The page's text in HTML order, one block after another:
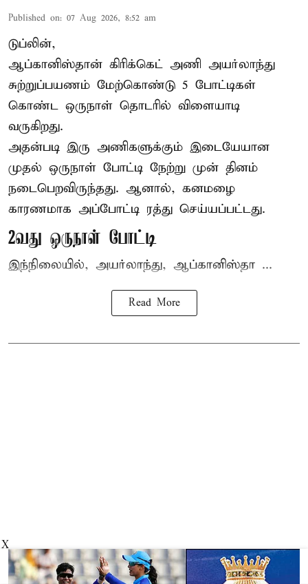
Published on: 07 Aug 2026, 8:52 am
டுப்லின்,
ஆப்கானிஸ்தான் கிரிக்கெட் அணி அயர்லாந்து
சுற்றுப்பயணம் மேற்கொண்டு 5 போட்டிகள்
கொண்ட ஒருநாள் தொடரில் விளையாடி
வருகிறது.
அதன்படி இரு அணிகளுக்கும் இடையேயான
முதல் ஒருநாள் போட்டி நேற்று முன் தினம்
நடைபெறவிருந்தது. ஆனால், கனமழை
காரணமாக அப்போட்டி ரத்து செய்யப்பட்டது.
2வது ஒருநாள் போட்டி
இந்நிலையில், அயர்லாந்து, ஆப்கானிஸ்தா ...
Read More
X